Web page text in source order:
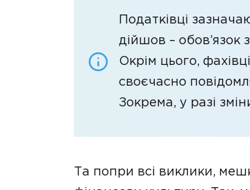
Податківці
дійшов – обов’язок
Окрім цього,
своєчасно
Зокрема, у разі
Та попри всі виклики,